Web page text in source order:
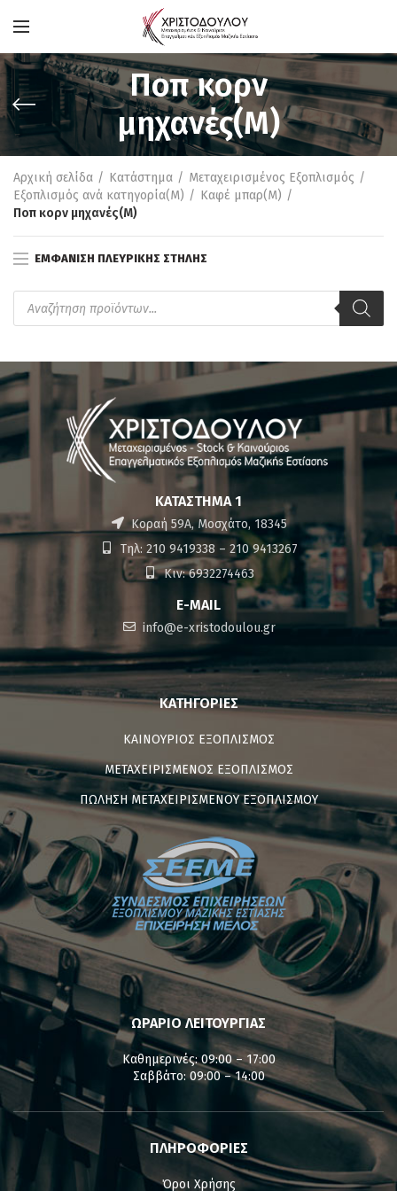
Ποπ κορν
μηχανές(M)
Αρχική σελίδα Κατάστημα
Μεταχειρισμένος Εξοπλισμός
Εξοπλισμός ανά κατηγορία(M)
Καφέ μπαρ(M)
Ποπ κορν μηχανές(M)
ΕΜΦΆΝΙΣΗ ΠΛΕΥΡΙΚΉΣ ΣΤΉΛΗΣ
Products
search
ΚΑΤΆΣΤΗΜΑ 1
Κοραή 59Α, Μοσχάτο, 18345
Τηλ: 210 9419338 – 210 9413267
Κιν: 6932274463
E-MAIL
info@e-xristodoulou.gr
ΚΑΤΗΓΟΡΊΕΣ
ΚΑΙΝΟΥΡΙΟΣ ΕΞΟΠΛΙΣΜΟΣ
ΜΕΤΑΧΕΙΡΙΣΜΕΝΟΣ ΕΞΟΠΛΙΣΜΟΣ
ΠΩΛΗΣΗ ΜΕΤΑΧΕΙΡΙΣΜΕΝΟΥ ΕΞΟΠΛΙΣΜΟΥ
ΩΡΑΡΙΟ ΛΕΙΤΟΥΡΓΙΑΣ
Καθημερινές: 09:00 – 17:00
Σαββάτο: 09:00 – 14:00
ΠΛΗΡΟΦΟΡΙΕΣ
Όροι Χρήσης